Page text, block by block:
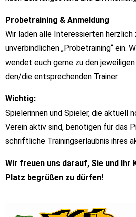
Probetraining & Anmeldung
Wir laden alle Interessierten herzlich
unverbindlichen „Probetraining“ ein.
wendet euch gerne zu den
den/die entsprechenden Trainer.
Wichtig:
Spielerinnen und Spieler, die aktuell
Verein aktiv sind, benötigen für das
schriftliche Trainingserlaubnis ihres
Wir freuen uns darauf, Sie und Ihr
Platz begrüßen zu dürfen!